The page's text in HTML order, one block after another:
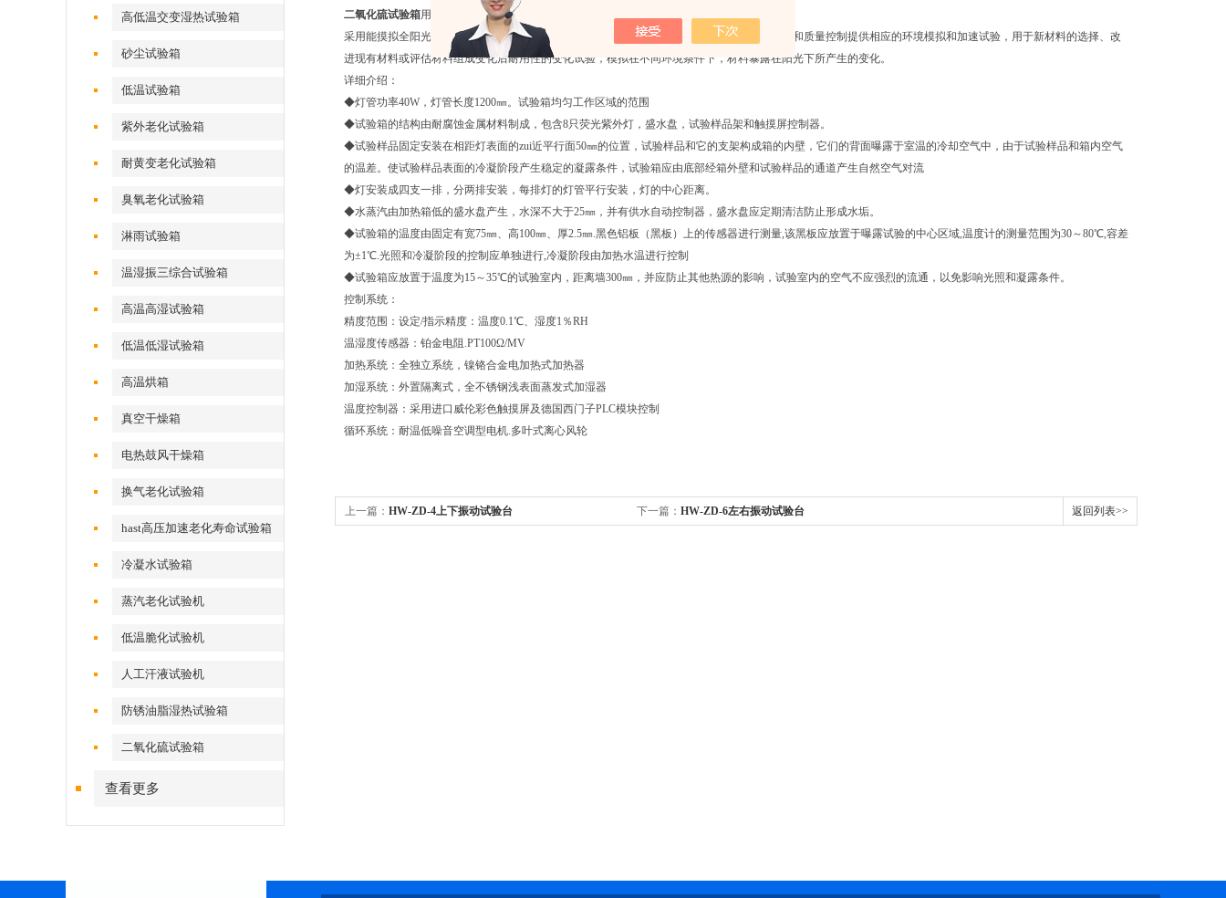
高低温交变湿热试验箱
砂尘试验箱
低温试验箱
紫外老化试验箱
耐黄变老化试验箱
臭氧老化试验箱
淋雨试验箱
温湿振三综合试验箱
高温高湿试验箱
低温低湿试验箱
高温烘箱
真空干燥箱
电热鼓风干燥箱
换气老化试验箱
hast高压加速老化寿命试验箱
冷凝水试验箱
蒸汽老化试验机
低温脆化试验机
人工汗液试验机
防锈油脂湿热试验箱
二氧化硫试验箱
查看更多
二氧化硫试验箱用途：
采用能摸拟全阳光光谱的氙弧灯来再现不同环境下存在的破坏性光波，可以为科研、产品开发和质量控制提供相应的环境模拟和加速试验，用于新材料的选择、改
进现有材料或评估材料组成变化后耐用性的变化试验，模拟在不同环境条件下，材料暴露在阳光下所产生的变化。
详细介绍：
◆灯管功率40W，灯管长度1200㎜。试验箱均匀工作区域的范围
◆试验箱的结构由耐腐蚀金属材料制成，包含8只荧光紫外灯，盛水盘，试验样品架和触摸屏控制器。
◆试验样品固定安装在相距灯表面的zui近平行面50㎜的位置，试验样品和它的支架构成箱的内壁，它们的背面曝露于室温的冷却空气中，由于试验样品和箱内空气
的温差。使试验样品表面的冷凝阶段产生稳定的凝露条件，试验箱应由底部经箱外壁和试验样品的通道产生自然空气对流
◆灯安装成四支一排，分两排安装，每排灯的灯管平行安装，灯的中心距离。
◆水蒸汽由加热箱低的盛水盘产生，水深不大于25㎜，并有供水自动控制器，盛水盘应定期清洁防止形成水垢。
◆试验箱的温度由固定有宽75㎜、高100㎜、厚2.5㎜.黑色铝板（黑板）上的传感器进行测量,该黑板应放置于曝露试验的中心区域,温度计的测量范围为30～80℃,容差
为±1℃.光照和冷凝阶段的控制应单独进行,冷凝阶段由加热水温进行控制
◆试验箱应放置于温度为15～35℃的试验室内，距离墙300㎜，并应防止其他热源的影响，试验室内的空气不应强烈的流通，以免影响光照和凝露条件。
控制系统：
精度范围：设定/指示精度：温度0.1℃、湿度1％RH
温湿度传感器：铂金电阻.PT100Ω/MV
加热系统：全独立系统，镍铬合金电加热式加热器
加湿系统：外置隔离式，全不锈钢浅表面蒸发式加湿器
温度控制器：采用进口威伦彩色触摸屏及德国西门子PLC模块控制
循环系统：耐温低噪音空调型电机.多叶式离心风轮
上一篇： HW-ZD-4上下振动试验台 下一篇： HW-ZD-6左右振动试验台 返回列表>>